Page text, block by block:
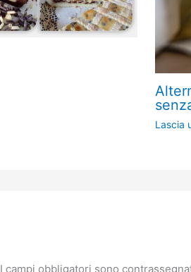
Lascia
I campi obbligatori sono